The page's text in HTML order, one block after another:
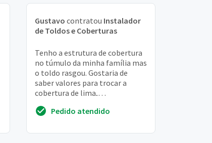
Gustavo contratou Instalador
de Toldos e Coberturas
Tenho a estrutura de cobertura
no túmulo da minha família mas
o toldo rasgou. Gostaria de
saber valores para trocar a
cobertura de lima,
Pedido atendido